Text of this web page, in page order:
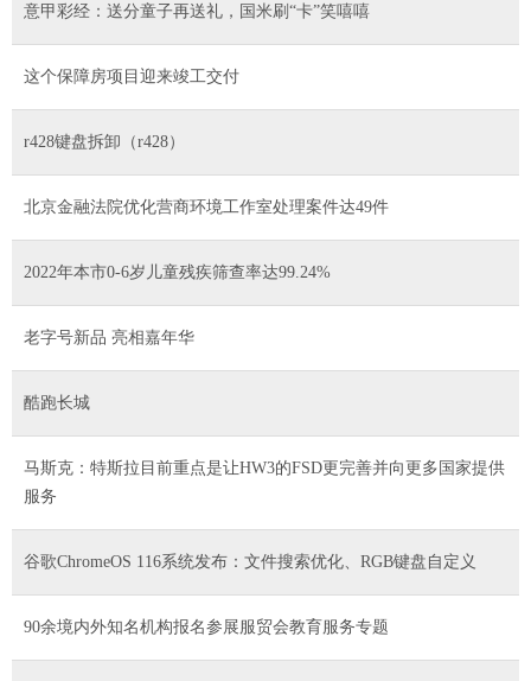
意甲彩经：送分童子再送礼，国米刷“卡”笑嘻嘻
这个保障房项目迎来竣工交付
r428键盘拆卸（r428）
北京金融法院优化营商环境工作室处理案件达49件
2022年本市0-6岁儿童残疾筛查率达99.24%
老字号新品 亮相嘉年华
酷跑长城
马斯克：特斯拉目前重点是让HW3的FSD更完善并向更多国家提供
服务
谷歌ChromeOS 116系统发布：文件搜索优化、RGB键盘自定义
90余境内外知名机构报名参展服贸会教育服务专题